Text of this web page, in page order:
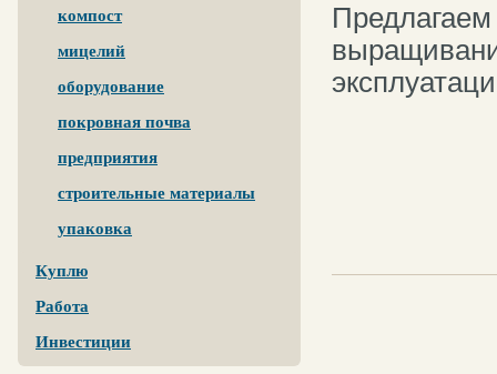
компост
мицелий
оборудование
покровная почва
предприятия
строительные материалы
упаковка
Куплю
Работа
Инвестиции